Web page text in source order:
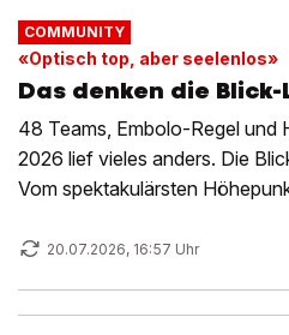
COMMUNITY
«Optisch top, aber seelenlos»
Das denken die
48 Teams, Embolo-Regel und
2026 lief vieles anders. Die
Vom spektakulärsten
20.07.2026, 16:57 Uhr